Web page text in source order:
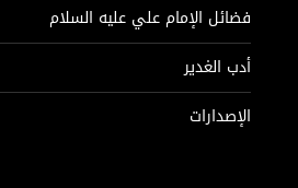
فضائل الإمام علي عليه السلام
أدب الغدير
الإصدارات